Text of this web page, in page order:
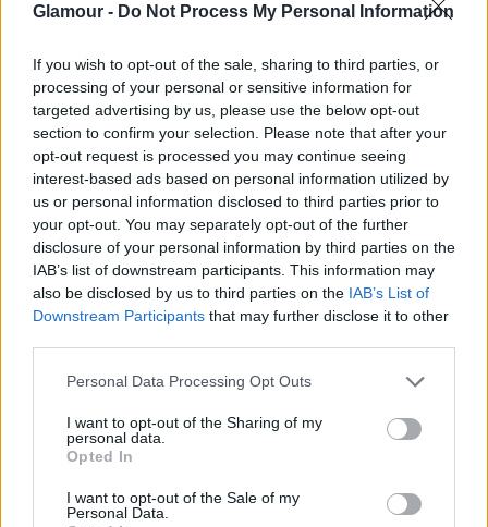
Glamour - Do Not Process My Personal Information
If you wish to opt-out of the sale, sharing to third parties, or
processing of your personal or sensitive information for
targeted advertising by us, please use the below opt-out
section to confirm your selection. Please note that after your
opt-out request is processed you may continue seeing
interest-based ads based on personal information utilized by
us or personal information disclosed to third parties prior to
your opt-out. You may separately opt-out of the further
disclosure of your personal information by third parties on the
IAB’s list of downstream participants. This information may
also be disclosed by us to third parties on the IAB’s List of
Downstream Participants that may further disclose it to other
Please note that this website/app uses one or more Google
not limited to your visit or usage behaviour. You may click to
grant or deny consent to Google and its third-party tags to
use your data for below specified purposes in below Google
consent section.
Personal Data Processing Opt Outs
I want to opt-out of the Sharing of my
personal data.
Opted In
I want to opt-out of the Sale of my
Personal Data.